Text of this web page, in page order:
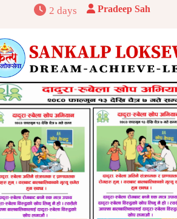
2 days Pradeep Sah